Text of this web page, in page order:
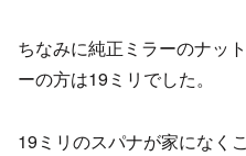
ちなみに純正ミラーのナッ
ーの方は19ミリでした。
19ミリのスパナが家になく